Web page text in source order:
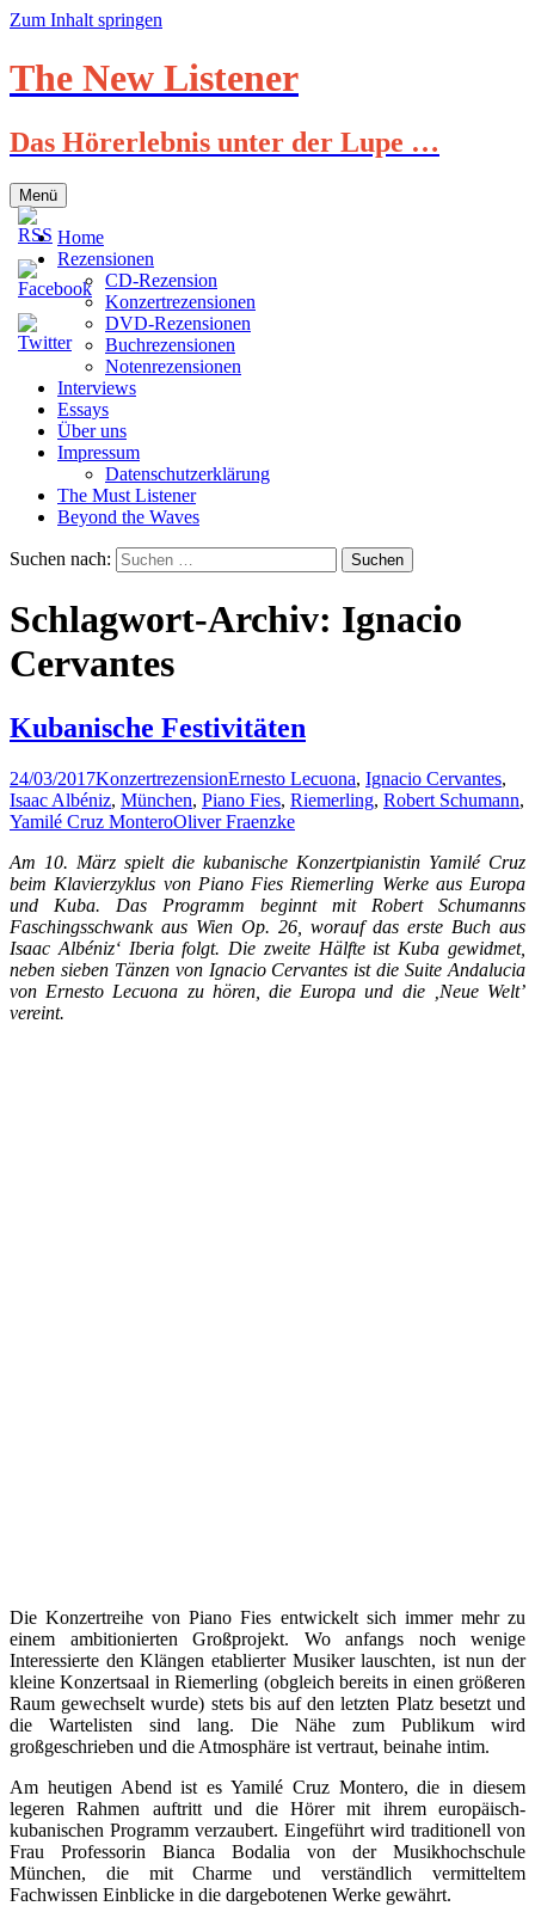
Zum Inhalt springen
The New Listener
Das Hörerlebnis unter der Lupe …
Menü
Home
Rezensionen
CD-Rezension
Konzertrezensionen
DVD-Rezensionen
Buchrezensionen
Notenrezensionen
Interviews
Essays
Über uns
Impressum
Datenschutzerklärung
The Must Listener
Beyond the Waves
Suchen nach:
Schlagwort-Archiv: Ignacio
Cervantes
Kubanische Festivitäten
24/03/2017KonzertrezensionErnesto Lecuona, Ignacio Cervantes,
Isaac Albéniz, München, Piano Fies, Riemerling, Robert Schumann,
Yamilé Cruz MonteroOliver Fraenzke
Am 10. März spielt die kubanische Konzertpianistin Yamilé Cruz
beim Klavierzyklus von Piano Fies Riemerling Werke aus Europa
und Kuba. Das Programm beginnt mit Robert Schumanns
Faschingsschwank aus Wien Op. 26, worauf das erste Buch aus
Isaac Albéniz‘ Iberia folgt. Die zweite Hälfte ist Kuba gewidmet,
neben sieben Tänzen von Ignacio Cervantes ist die Suite Andalucia
von Ernesto Lecuona zu hören, die Europa und die ‚Neue Welt’
vereint.
Die Konzertreihe von Piano Fies entwickelt sich immer mehr zu
einem ambitionierten Großprojekt. Wo anfangs noch wenige
Interessierte den Klängen etablierter Musiker lauschten, ist nun der
kleine Konzertsaal in Riemerling (obgleich bereits in einen größeren
Raum gewechselt wurde) stets bis auf den letzten Platz besetzt und
die Wartelisten sind lang. Die Nähe zum Publikum wird
großgeschrieben und die Atmosphäre ist vertraut, beinahe intim.
Am heutigen Abend ist es Yamilé Cruz Montero, die in diesem
legeren Rahmen auftritt und die Hörer mit ihrem europäisch-
kubanischen Programm verzaubert. Eingeführt wird traditionell von
Frau Professorin Bianca Bodalia von der Musikhochschule
München, die mit Charme und verständlich vermitteltem
Fachwissen Einblicke in die dargebotenen Werke gewährt.